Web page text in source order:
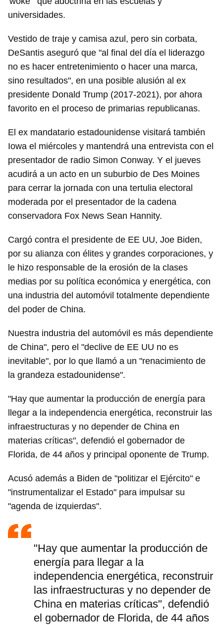
universidades.
Vestido de traje y camisa azul, pero sin corbata,
DeSantis aseguró que "al final del día el liderazgo
no es hacer entretenimiento o hacer una marca,
sino resultados", en una posible alusión al ex
presidente Donald Trump (2017-2021), por ahora
favorito en el proceso de primarias republicanas.
El ex mandatario estadounidense visitará también
Iowa el miércoles y mantendrá una entrevista con el
presentador de radio Simon Conway. Y el jueves
acudirá a un acto en un suburbio de Des Moines
para cerrar la jornada con una tertulia electoral
moderada por el presentador de la cadena
conservadora Fox News Sean Hannity.
Cargó contra el presidente de EE UU, Joe Biden,
por su alianza con élites y grandes corporaciones, y
le hizo responsable de la erosión de la clases
medias por su política económica y energética, con
una industria del automóvil totalmente dependiente
del poder de China.
Nuestra industria del automóvil es más dependiente
de China", pero el "declive de EE UU no es
inevitable", por lo que llamó a un "renacimiento de
la grandeza estadounidense".
"Hay que aumentar la producción de energía para
llegar a la independencia energética, reconstruir las
infraestructuras y no depender de China en
materias críticas", defendió el gobernador de
Florida, de 44 años y principal oponente de Trump.
Acusó además a Biden de "politizar el Ejército" e
"instrumentalizar el Estado" para impulsar su
"agenda de izquierdas".
"Hay que aumentar la producción de
energía para llegar a la
independencia energética, reconstruir
las infraestructuras y no depender de
China en materias críticas", defendió
el gobernador de Florida, de 44 años